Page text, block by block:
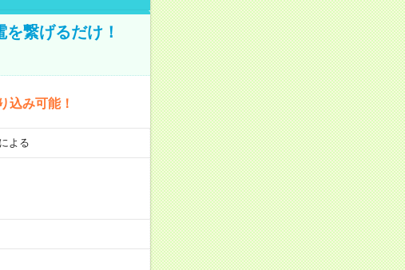
繋げるだけ！
込み可能！
よる